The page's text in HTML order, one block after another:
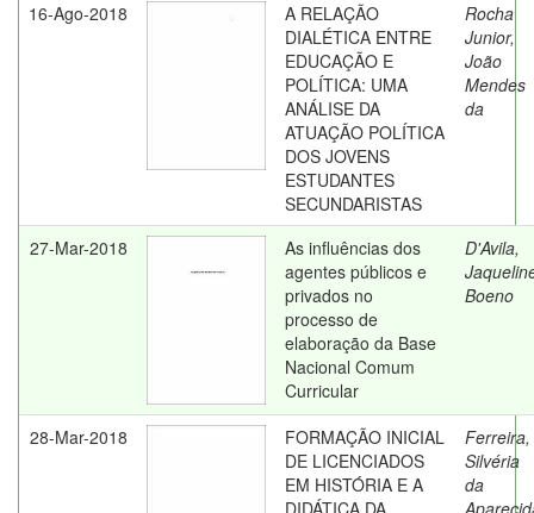
16-Ago-2018
A RELAÇÃO
DIALÉTICA ENTRE
EDUCAÇÃO E
POLÍTICA: UMA
ANÁLISE DA
ATUAÇÃO POLÍTICA
DOS JOVENS
ESTUDANTES
SECUNDARISTAS
Rocha
Junior,
João
Mendes
da
27-Mar-2018
As influências dos
agentes públicos e
privados no
processo de
elaboração da Base
Nacional Comum
Curricular
D'Avila,
Boeno
28-Mar-2018
FORMAÇÃO INICIAL
DE LICENCIADOS
EM HISTÓRIA E A
DIDÁTICA DA
Ferreira,
Silvéria
da